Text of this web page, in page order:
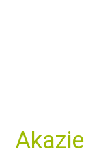
Akazie